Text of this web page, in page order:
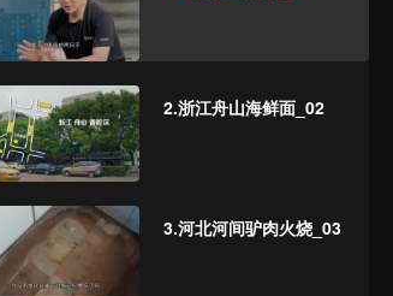
2.浙江舟山海鲜面_02
3.河北河间驴肉火烧_03